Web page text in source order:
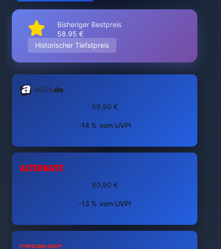
Bisheriger Bestpreis
58.95 €
Historischer Tiefstpreis
59,90 €
-14 % vom UVP!
60,90 €
-13 % vom UVP!